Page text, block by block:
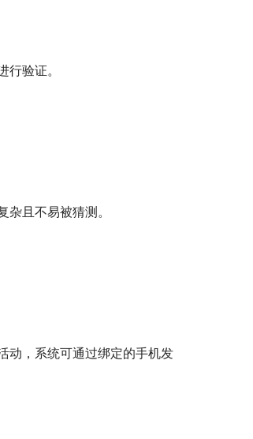
验证。
且不易被猜测。
动，系统可通过绑定的手机发